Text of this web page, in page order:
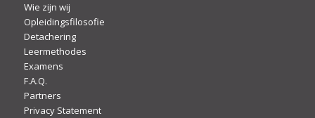
Wie zijn wij
Opleidingsfilosofie
Detachering
Leermethodes
Examens
F.A.Q.
Partners
Privacy Statement